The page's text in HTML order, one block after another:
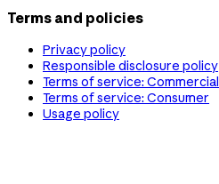
Terms and policies
Privacy policy
Responsible disclosure policy
Terms of service: Commercial
Terms of service: Consumer
Usage policy